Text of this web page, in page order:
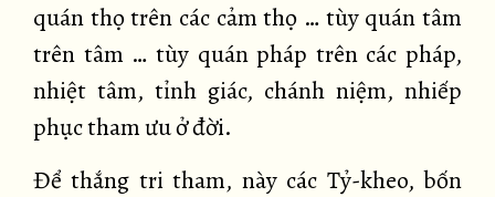
quán thọ trên các cảm thọ … tùy quán tâm
trên tâm … tùy quán pháp trên các pháp,
nhiệt tâm, tỉnh giác, chánh niệm, nhiếp
phục tham ưu ở đời.
Để thắng tri tham, này các Tỷ-kheo, bốn